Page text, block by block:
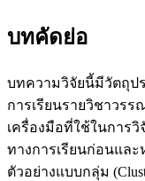
บทคัดย่อ
บทความวิจัยนี้มีวัตถุปร
การเรียนรายวิชาวร
เครื่องมือที่ใช้ในการ
ทางการเรียนก่อนแล
ตัวอย่างแบบกลุ่ม